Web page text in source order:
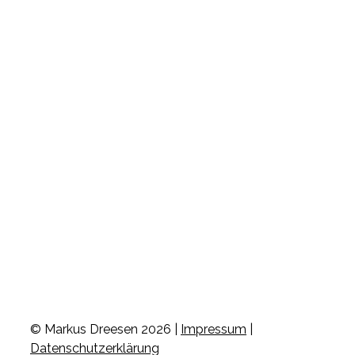
© Markus Dreesen 2026 | Impressum
Datenschutzerklärung